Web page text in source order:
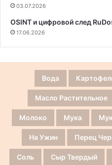
03.07.2026
OSINT и цифровой след
17.06.2026
Вода
Масло Растительное
Молоко Мука
На Ужин Перец
Соль Сыр Твердый